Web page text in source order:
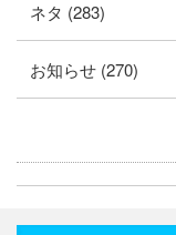
ネタ (283)
お知らせ (270)